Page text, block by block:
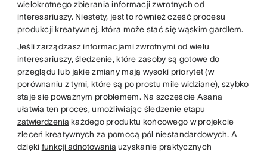
wielokrotnego zbierania informacji zwrotnych od
interesariuszy. Niestety, jest to również część procesu
produkcji kreatywnej, która może stać się wąskim gardłem.
Jeśli zarządzasz informacjami zwrotnymi od wielu
interesariuszy, śledzenie, które zasoby są gotowe do
przeglądu lub jakie zmiany mają wysoki priorytet (w
porównaniu z tymi, które są po prostu mile widziane), szybko
staje się poważnym problemem. Na szczęście Asana
ułatwia ten proces, umożliwiając śledzenie etapu
zatwierdzenia każdego produktu końcowego w projekcie
zleceń kreatywnych za pomocą pól niestandardowych. A
dzięki funkcji adnotowania uzyskanie praktycznych